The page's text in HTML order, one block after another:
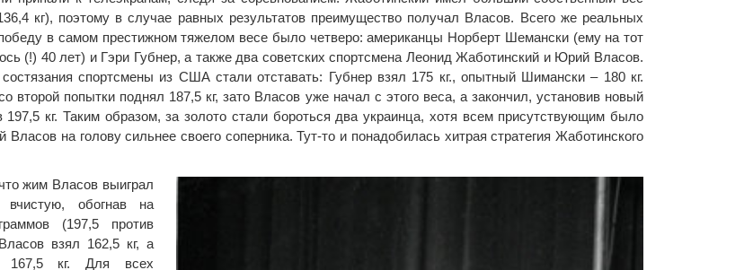
кг), поэтому в случае равных результатов преимущество получал Власов. Всего же реальных
в самом престижном тяжелом весе было четверо: американцы Норберт Шемански (ему на тот
(!) 40 лет) и Гэри Губнер, а также два советских спортсмена Леонид Жаботинский и Юрий Власов.
спортсмены из США стали отставать: Губнер взял 175 кг., опытный Шимански – 180 кг.
второй попытки поднял 187,5 кг, зато Власов уже начал с этого веса, а закончил, установив новый
197,5 кг. Таким образом, за золото стали бороться два украинца, хотя всем присутствующим было
Власов на голову сильнее своего соперника. Тут-то и понадобилась хитрая стратегия Жаботинского
жим Власов выиграл
вчистую, обогнав на
(197,5 против
взял 162,5 кг, а
167,5 кг. Для всех